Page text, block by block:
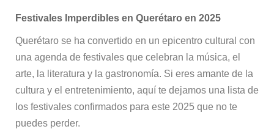
Festivales Imperdibles en Querétaro en 2025
Querétaro se ha convertido en un epicentro cultural con
una agenda de festivales que celebran la música, el
arte, la literatura y la gastronomía. Si eres amante de la
cultura y el entretenimiento, aquí te dejamos una lista de
los festivales confirmados para este 2025 que no te
puedes perder.